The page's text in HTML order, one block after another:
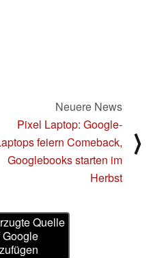
Neuere News
Pixel Laptop: Google-
feiern Comeback,
Googlebooks starten im
Herbst
⟩
Quelle
Google